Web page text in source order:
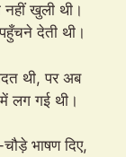
नहीं खुली थी।
देती थी।
थी, पर अब
लग गई थी।
भाषण दिए,